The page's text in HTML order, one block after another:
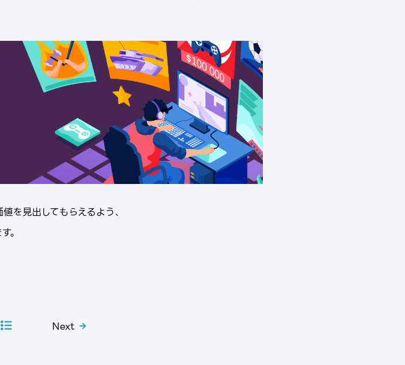
を見出してもらえるよう、
。
Next